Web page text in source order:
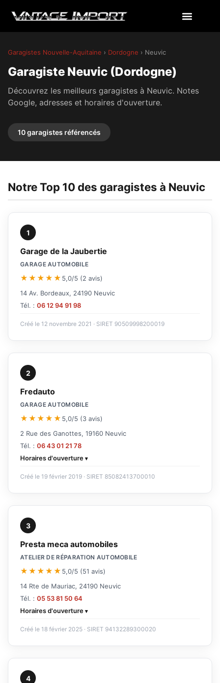
Garagistes Nouvelle-Aquitaine › Dordogne › Neuvic
Garagiste Neuvic (Dordogne)
Découvrez les meilleurs garagistes à Neuvic. Notes
Google, adresses et horaires d'ouverture.
10 garagistes référencés
Notre Top 10 des garagistes à Neuvic
1
Garage de la Jaubertie
GARAGE AUTOMOBILE
★★★★★ 5,0/5 (2 avis)
14 Av. Bordeaux, 24190 Neuvic
Tél. : 06 12 94 91 98
Créé le 12 novembre 2021 · SIRET 90509998200019
2
Fredauto
GARAGE AUTOMOBILE
★★★★★ 5,0/5 (3 avis)
2 Rue des Ganottes, 19160 Neuvic
Tél. : 06 43 01 21 78
Horaires d'ouverture
Créé le 19 février 2019 · SIRET 85082413700010
3
Presta meca automobiles
ATELIER DE RÉPARATION AUTOMOBILE
★★★★★ 5,0/5 (51 avis)
14 Rte de Mauriac, 24190 Neuvic
Tél. : 05 53 81 50 64
Horaires d'ouverture
Créé le 18 février 2025 · SIRET 94132289300020
4